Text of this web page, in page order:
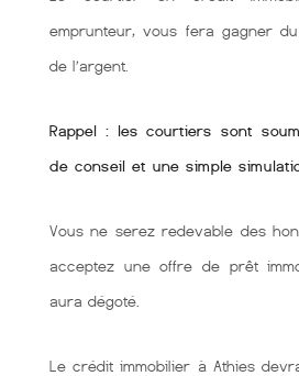
emprunteur, vous fera gagner
de l’argent.
Rappel : les courtiers sont
de conseil et une simple
Vous ne serez redevable des
acceptez une offre de prêt
aura dégoté.
Le crédit immobilier à Athies